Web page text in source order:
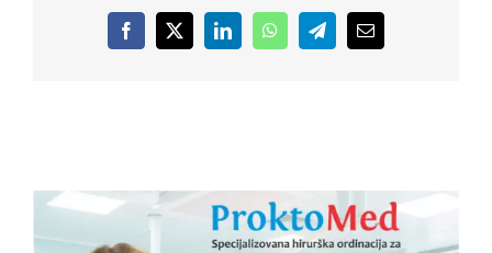
Facebook
X LinkedInWhatsAppTelegramEmail